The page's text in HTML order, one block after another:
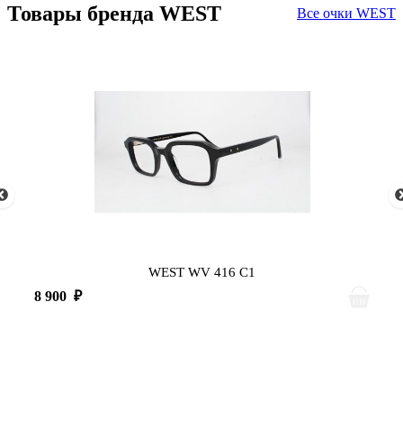
Товары бренда WEST Все очки WEST
WEST WV 416 C1
8 900 ₽